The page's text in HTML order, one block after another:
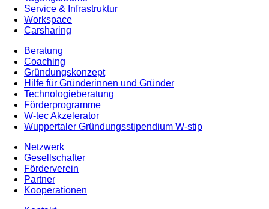
Service & Infrastruktur
Workspace
Carsharing
Beratung
Coaching
Gründungskonzept
Hilfe für Gründerinnen und Gründer
Technologieberatung
Förderprogramme
W-tec Akzelerator
Wuppertaler Gründungsstipendium W-stip
Netzwerk
Gesellschafter
Förderverein
Partner
Kooperationen